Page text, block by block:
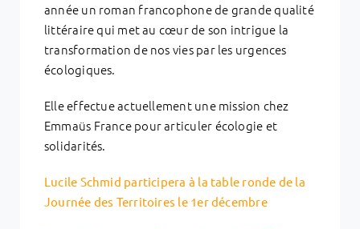
année un roman francophone de grande qualité
littéraire qui met au cœur de son intrigue la
transformation de nos vies par les urgences
écologiques.
Elle effectue actuellement une mission chez
Emmaüs France pour articuler écologie et
solidarités.
Lucile Schmid participera à la table ronde de la
Journée des Territoires le 1er décembre